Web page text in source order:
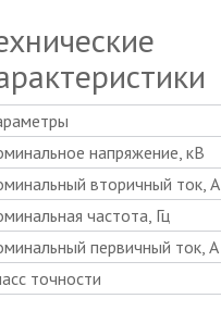
напряжение, кВ
вторичный ток, А
частота, Гц
первичный ток, А
точности